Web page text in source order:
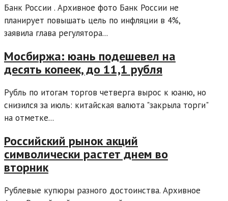
Банк России . Архивное фото Банк России не
планирует повышать цель по инфляции в 4%,
заявила глава регулятора...
Мосбиржа: юань подешевел на
десять копеек, до 11,1 рубля
Рубль по итогам торгов четверга вырос к юаню, но
снизился за июль: китайская валюта "закрыла торги"
на отметке...
Российский рынок акций
символически растет днем во
вторник
Рублевые купюры разного достоинства. Архивное